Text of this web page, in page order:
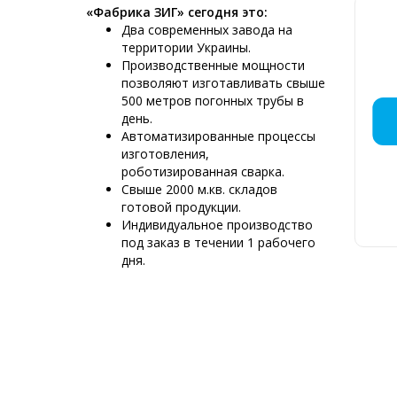
«Фабрика ЗИГ» сегодня это:
Два современных завода на
территории Украины.
Производственные мощности
позволяют изготавливать свыше
500 метров погонных трубы в
день.
Автоматизированные процессы
изготовления,
роботизированная сварка.
Свыше 2000 м.кв. складов
готовой продукции.
Индивидуальное производство
под заказ в течении 1 рабочего
дня.